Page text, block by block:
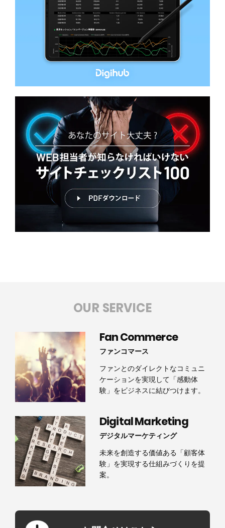
OUR SERVICE
Fan Commerce
ファンコマース
ファンとのダイレクトなコミュニ
ケーションを実現して「感動体
験」をビジネスに結びつけます。
Digital Marketing
デジタルマーケティング
未来を創造する価値ある「顧客体
験」を実現する仕組みづくりを提
案。